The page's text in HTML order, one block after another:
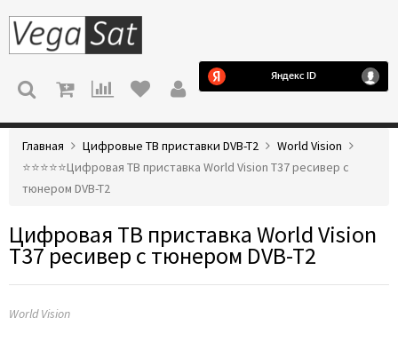
МЕНЮ
Главная Цифровые ТВ приставки DVB-T2
World Vision
⭐️⭐️⭐️⭐️⭐️Цифровая ТВ приставка World Vision T37 ресивер с
тюнером DVB-T2
Цифровая ТВ приставка World Vision
T37 ресивер с тюнером DVB-T2
World Vision